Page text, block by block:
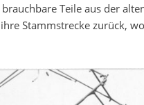
Teile aus der
Stammstrecke zurück,